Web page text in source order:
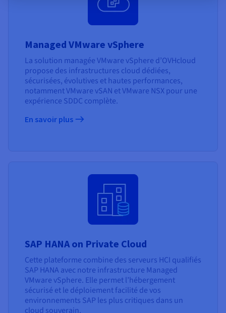
Managed VMware vSphere
La solution managée VMware vSphere d’OVHcloud
propose des infrastructures cloud dédiées,
sécurisées, évolutives et hautes performances,
notamment VMware vSAN et VMware NSX pour une
expérience SDDC complète.
En savoir plus
SAP HANA on Private Cloud
Cette plateforme combine des serveurs HCI qualifiés
SAP HANA avec notre infrastructure Managed
VMware vSphere. Elle permet l’hébergement
sécurisé et le déploiement facilité de vos
environnements SAP les plus critiques dans un
cloud souverain.